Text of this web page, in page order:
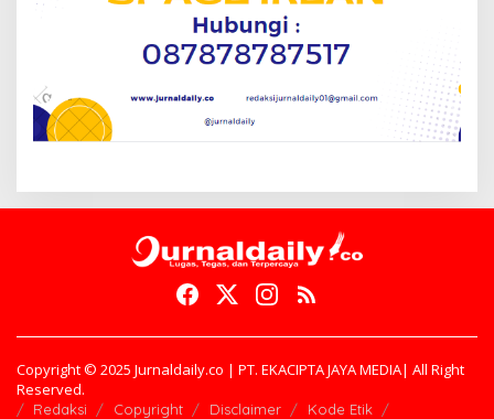
Copyright © 2025 Jurnaldaily.co | PT. EKACIPTA JAYA MEDIA| All Right
Reserved.
Redaksi Copyright Disclaimer Kode Etik